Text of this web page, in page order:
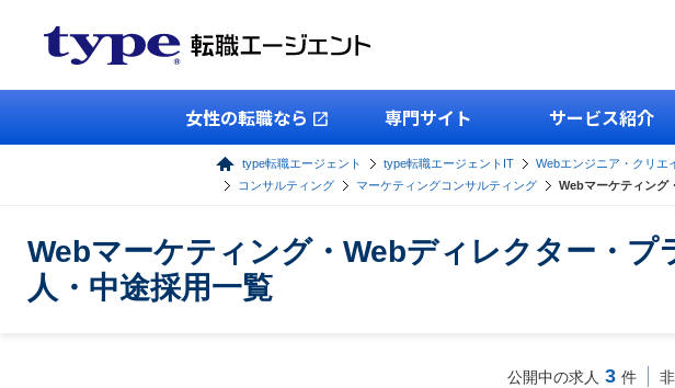
女性の転職なら 専門サイト サービス紹介
type転職エージェント type転職エージェントIT Webエンジニア・クリエ
コンサルティング
マーケティングコンサルティング Webマーケティング
Webマーケティング・Webディレクター・
人・中途採用一覧
公開中の求人 3 件